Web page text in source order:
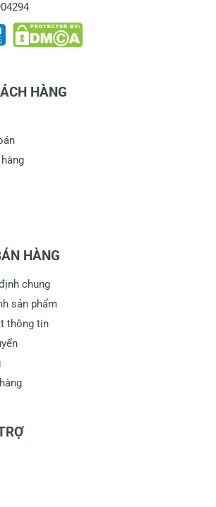
HÀNG
HÀNG
chung
sản phẩm
thông tin